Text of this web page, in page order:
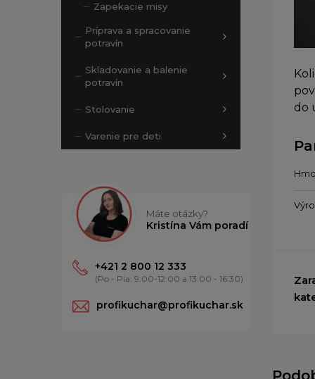
Zapekacie misy
Príprava a spracovanie
potravín
Skladovanie a balenie
potravín
Stolovanie
Varenie pre deti
Máte otázky?
Kristína Vám poradí
+421 2 800 12 333
(Po - Pia: 9:00-12:00 a 13:00 - 16:30)
profikuchar@profikuchar.sk
do